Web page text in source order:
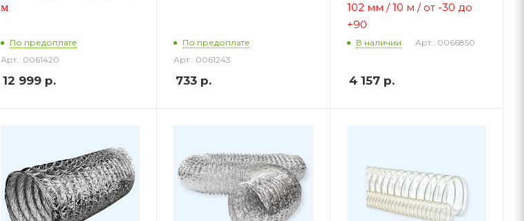
м
По предоплате
Арт.: 0061420
12 999р.
По предоплате
Арт.: 0061243
733 р.
102 мм / 10 м / от -30 до
+90
В наличии Арт.: 0066850
4 157р.